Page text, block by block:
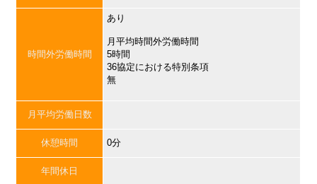
時間外労働時間
あり
月平均時間外労働時間
5時間
36協定における特別条項
無
月平均労働日数
休憩時間 0分
年間休日